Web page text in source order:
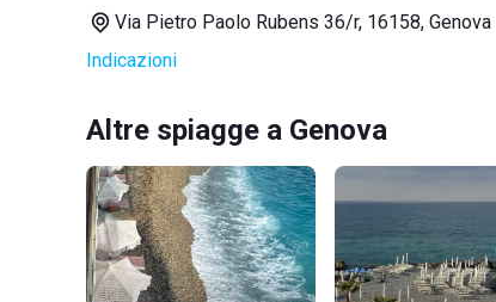
Via Pietro Paolo Rubens 36/r, 16158, Genova
Indicazioni
Altre spiagge a Genova